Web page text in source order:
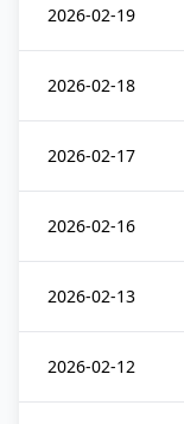
2026-02-19
2026-02-18
2026-02-17
2026-02-16
2026-02-13
2026-02-12